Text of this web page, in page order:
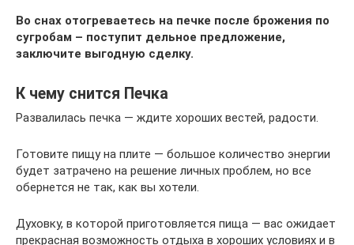
Во снах отогреваетесь на печке после брожения по
сугробам – поступит дельное предложение,
заключите выгодную сделку.
К чему снится Печка
Развалилась печка — ждите хороших вестей, радости.
Готовите пищу на плите — большое количество энергии
будет затрачено на решение личных проблем, но все
обернется не так, как вы хотели.
Духовку, в которой приготовляется пища — вас ожидает
прекрасная возможность отдыха в хороших условиях и в